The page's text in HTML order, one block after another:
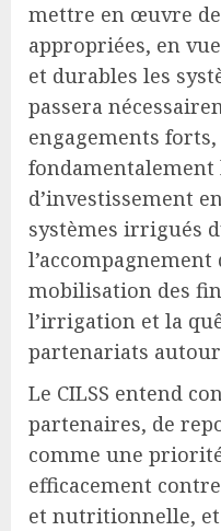
mettre en œuvre
appropriées, en
et durables les
passera
engagements
d’investissement
systèmes irrigués
l’accompagnement
mobilisation des
l’irrigation et la
partenariats autour
Le CILSS entend
partenaires, de
comme une
efficacement
et nutritionnelle,